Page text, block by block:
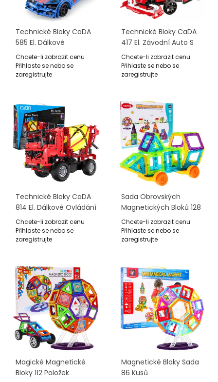
Technické Bloky CaDA
585 El. Dálkové
Ovládání Crush Racing
Auto Pro Děti 6+ Auto S
Katapultem
Chcete-li zobrazit cenu
Přihlaste se nebo se
zaregistrujte
Technické Bloky CaDA
417 El. Závodní Auto S
Dálkovým Ovládáním
Pro Děti 6+
Chcete-li zobrazit cenu
Přihlaste se nebo se
zaregistrujte
Technické Bloky CaDA
814 El. Dálkové Ovládání
Míchačka Betonu Truck
2v1 Dětský Výtah 6+
Chcete-li zobrazit cenu
Přihlaste se nebo se
zaregistrujte
Sada Obrovských
Magnetických Bloků 128
Ks
Chcete-li zobrazit cenu
Přihlaste se nebo se
zaregistrujte
Magické Magnetické
Bloky 112 Položek
Magnetické Bloky Sada
86 Kusů